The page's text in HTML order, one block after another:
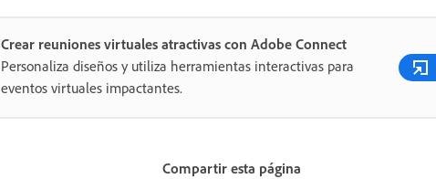
Crear reuniones virtuales atractivas con Adobe Connect
Personaliza diseños y utiliza herramientas interactivas para
eventos virtuales impactantes.
Compartir esta página